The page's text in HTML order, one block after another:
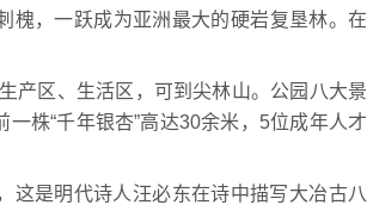
槐，一跃成为亚洲最大的硬岩复垦林。在
区、生活区，可到尖林山。公园八大景
株“千年银杏”高达30余米，5位成年人才
是明代诗人汪必东在诗中描写大冶古八